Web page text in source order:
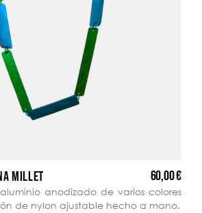
MILLET 60,00 €
anodizado de varios colores
de nylon ajustable hecho a mano.